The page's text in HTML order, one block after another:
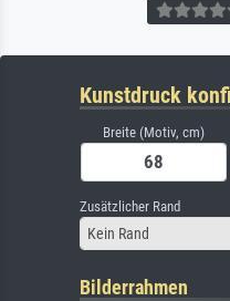
Kunstdruck
Breite (Motiv, cm)
Zusätzlicher Rand
Kein Rand
Bilderrahmen